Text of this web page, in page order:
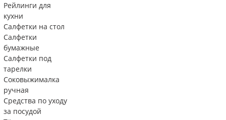
Рейлинги для
кухни
Салфетки на стол
Салфетки
бумажные
Салфетки под
тарелки
Соковыжималка
ручная
Средства по уходу
за посудой